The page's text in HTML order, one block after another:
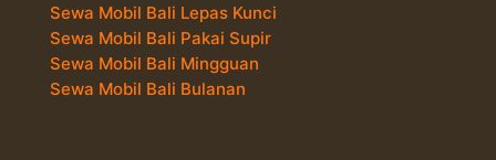
Sewa Mobil Bali Lepas Kunci
Sewa Mobil Bali Pakai Supir
Sewa Mobil Bali Mingguan
Sewa Mobil Bali Bulanan